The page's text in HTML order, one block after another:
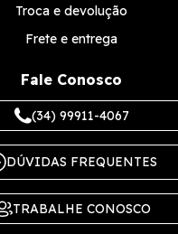
Troca e devolução
Frete e entrega
Fale Conosco
(34) 99911-4067
DÚVIDAS FREQUENTES
TRABALHE CONOSCO